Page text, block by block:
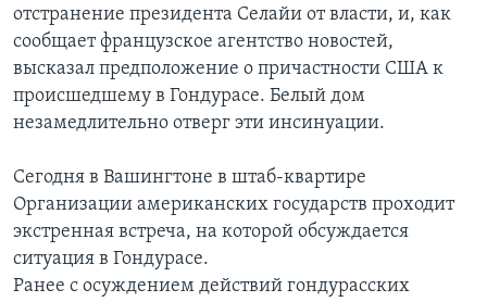
отстранение президента Селайи от власти, и, как
сообщает французское агентство новостей,
высказал предположение о причастности США к
происшедшему в Гондурасе. Белый дом
незамедлительно отверг эти инсинуации.
Сегодня в Вашингтоне в штаб-квартире
Организации американских государств проходит
экстренная встреча, на которой обсуждается
ситуация в Гондурасе.
Ранее с осуждением действий гондурасских